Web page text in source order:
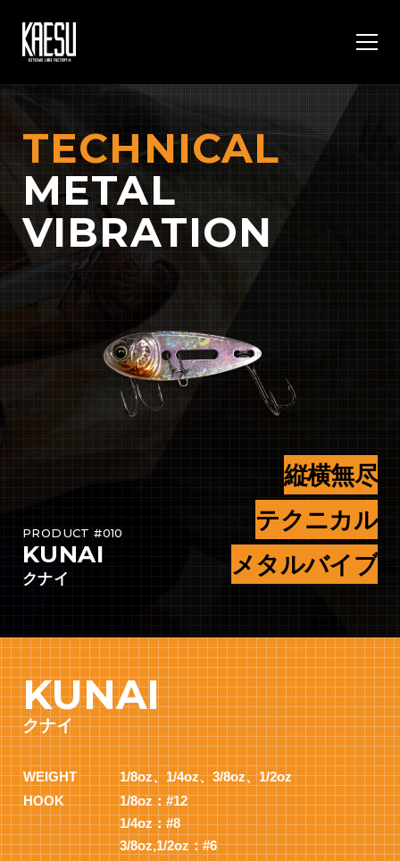
TECHNICAL
METAL
VIBRATION
PRODUCT #010
KUNAI
クナイ
縦横無尽
テクニカル
メタルバイブ
KUNAI
クナイ
WEIGHT
1/8oz、1/4oz、3/8oz、1/2oz
HOOK
1/8oz：#12
1/4oz：#8
3/8oz,1/2oz：#6